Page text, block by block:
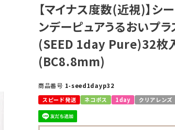
クシリーズ ピュアアイズワンデー
その他ブランドはこちら
VT
細フチカラコン
ハロウィンカラコン特集
【マイナス度数(近視)】シ
ンデーピュアうるおいプラ
(SEED 1day Pure)32枚
(BC8.8mm)
商品番号 1-seed1dayp32
スピード発送 ネコポス 1day クリアレンズ